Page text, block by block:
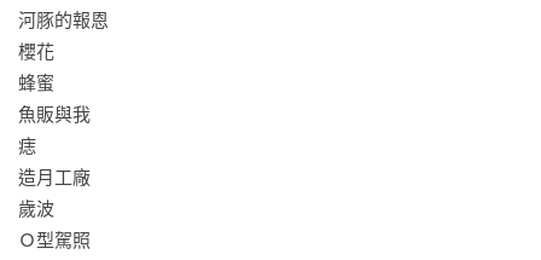
日本Twitter文學獎得獎作 樹立社極短篇大賽首獎
又吉直樹主演 2016年坎城影展世界首映電影《海酒》原著小說
【名人推薦】
曲辰（文藝評論家）
陳又津（小說家）
河豚的報恩
櫻花
蜂蜜
魚販與我
痣
造月工廠
歲波
Ｏ型駕照